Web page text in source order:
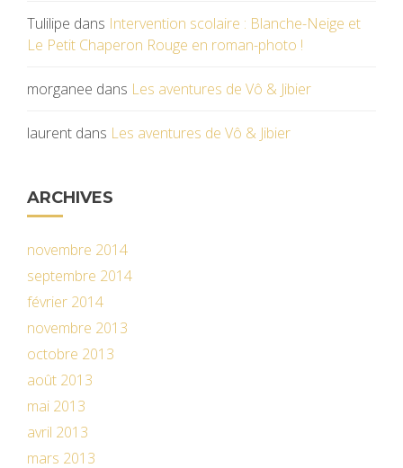
Tulilipe dans Intervention scolaire : Blanche-Neige et
Le Petit Chaperon Rouge en roman-photo !
morganee dans Les aventures de Vô & Jibier
laurent dans Les aventures de Vô & Jibier
ARCHIVES
novembre 2014
septembre 2014
février 2014
novembre 2013
octobre 2013
août 2013
mai 2013
avril 2013
mars 2013